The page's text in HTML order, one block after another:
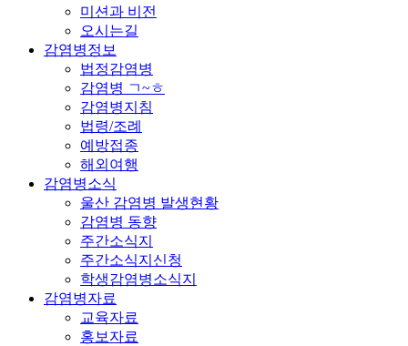
미션과 비전
오시는길
감염병정보
법정감염병
감염병 ㄱ~ㅎ
감염병지침
법령/조례
예방접종
해외여행
감염병소식
울산 감염병 발생현황
감염병 동향
주간소식지
주간소식지신청
학생감염병소식지
감염병자료
교육자료
홍보자료